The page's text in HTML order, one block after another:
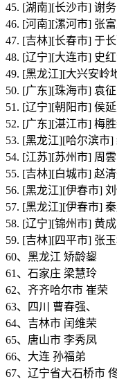
45. [湖南][长沙市] 谢
46. [河南][漯河市] 张
47. [吉林][长春市] 于
48. [辽宁][大连市] 史
49. [黑龙江][大兴安岭
50. [广东][珠海市] 袁征
51. [辽宁][朝阳市] 侯
52. [广东][湛江市] 梅
53. [黑龙江][哈尔滨市]
54. [江苏][苏州市] 周雲
55. [吉林][白城市] 赵
56. [黑龙江][伊春市]
57. [黑龙江][伊春市]
58. [辽宁][锦州市] 黄成
59. [吉林][四平市] 张
60、黑龙江 矫龄鋆
61、石家庄 梁慧玲
62、齐齐哈尔市 崔荣
63、四川 曹春强、
64、吉林市 闰维荣
65、唐山市 李秀凤
66、大连 孙福弟
67、辽宁省大石桥市